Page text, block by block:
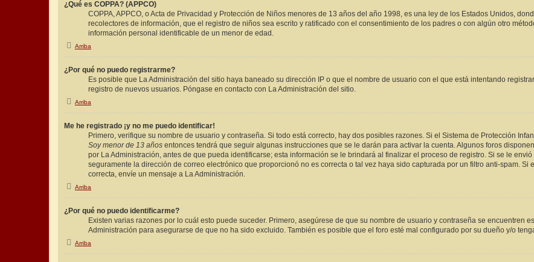
¿Qué es COPPA? (APPCO)
COPPA, APPCO, o Acta de Privacidad y Protección de Niños menores de 13 años del año 1998, es una ley de los Estados Unidos,
recolectores de información, que el registro de niños sea escrito y ratificado con el consentimiento de los padres o con algún otro
información personal identificable de un menor de edad.
Arriba
¿Por qué no puedo registrarme?
Es posible que La Administración del sitio haya baneado su dirección IP o que el nombre de usuario con el que está intentando
registro de nuevos usuarios. Póngase en contacto con La Administración del sitio.
Arriba
Me he registrado ¡y no me puedo identificar!
Primero, verifique su nombre de usuario y contraseña. Si todo está correcto, hay dos posibles razones. Si el Sistema de Protección
Soy menor de 13 años entonces tendrá que seguir algunas instrucciones que se le darán para activar la cuenta. Algunos foros
por La Administración, antes de que pueda identificarse; esta información se le brindará al finalizar el proceso de registro. Si se le
seguramente la dirección de correo electrónico que proporcionó no es correcta o tal vez haya sido capturada por un filtro anti-spam.
correcta, envíe un mensaje a La Administración.
Arriba
¿Por qué no puedo identificarme?
Existen varias razones por lo cuál esto puede suceder. Primero, asegúrese de que su nombre de usuario y contraseña se encuentren
Administración para asegurarse de que no ha sido excluido. También es posible que el foro esté mal configurado por su dueño y/o
Arriba